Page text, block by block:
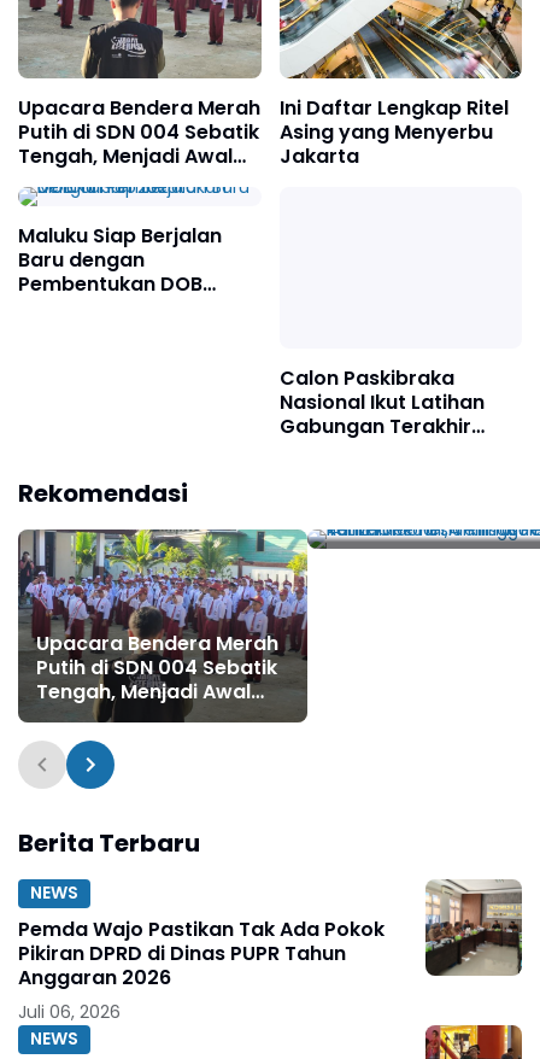
Upacara Bendera Merah
Putih di SDN 004 Sebatik
Tengah, Menjadi Awal
Ekspedisi Jagat Literasi
di Kaltara
Ini Daftar Lengkap Ritel
Asing yang Menyerbu
Jakarta
Maluku Siap Berjalan
Baru dengan
Pembentukan DOB
Calon Paskibraka
Nasional Ikut Latihan
Gabungan Terakhir
Rekomendasi
Upacara Bendera Merah
Putih di SDN 004 Sebatik
Tengah, Menjadi Awal
Ekspedisi Jagat Literasi
di Kaltara
One For All hingga La
Berita Terbaru
NEWS
Pemda Wajo Pastikan Tak Ada Pokok
Pikiran DPRD di Dinas PUPR Tahun
Anggaran 2026
Juli 06, 2026
NEWS